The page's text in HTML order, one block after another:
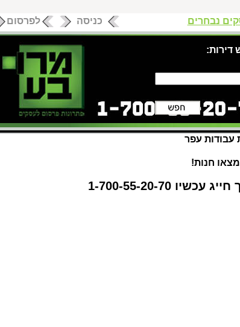
לפרסום כניסה נבחרים
דירות:
עבודות עפר
חנות!
1-700-55-20-70